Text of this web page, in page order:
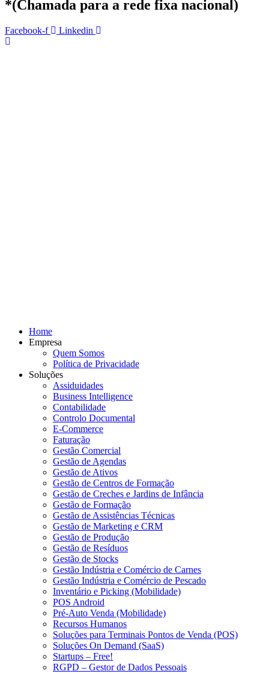
*(Chamada para a rede fixa nacional)
Facebook-f Linkedin
Home
Empresa
Quem Somos
Política de Privacidade
Soluções
Assiduidades
Business Intelligence
Contabilidade
Controlo Documental
E-Commerce
Faturação
Gestão Comercial
Gestão de Agendas
Gestão de Ativos
Gestão de Centros de Formação
Gestão de Creches e Jardins de Infância
Gestão de Formação
Gestão de Assistências Técnicas
Gestão de Marketing e CRM
Gestão de Produção
Gestão de Resíduos
Gestão de Stocks
Gestão Indústria e Comércio de Carnes
Gestão Indústria e Comércio de Pescado
Inventário e Picking (Mobilidade)
POS Android
Pré-Auto Venda (Mobilidade)
Recursos Humanos
Soluções para Terminais Pontos de Venda (POS)
Soluções On Demand (SaaS)
Startups – Free!
RGPD – Gestor de Dados Pessoais